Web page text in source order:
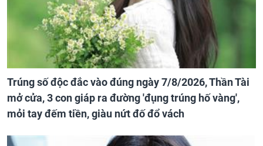
Trúng số độc đắc vào đúng ngày 7/8/2026, Thần Tài
mở cửa, 3 con giáp ra đường 'đụng trúng hố vàng',
mỏi tay đếm tiền, giàu nứt đố đổ vách